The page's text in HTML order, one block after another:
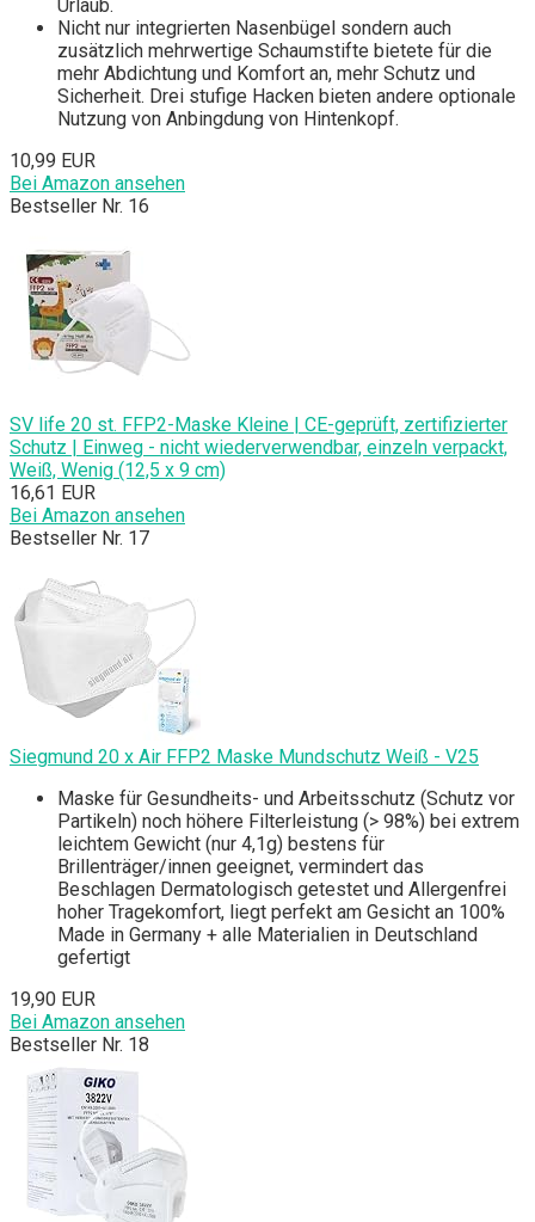
Urlaub.
Nicht nur integrierten Nasenbügel sondern auch
zusätzlich mehrwertige Schaumstifte bietete für die
mehr Abdichtung und Komfort an, mehr Schutz und
Sicherheit. Drei stufige Hacken bieten andere optionale
Nutzung von Anbingdung von Hintenkopf.
10,99 EUR
Bei Amazon ansehen
Bestseller Nr. 16
SV life 20 st. FFP2-Maske Kleine | CE-geprüft, zertifizierter
Schutz | Einweg - nicht wiederverwendbar, einzeln verpackt,
Weiß, Wenig (12,5 x 9 cm)
16,61 EUR
Bei Amazon ansehen
Bestseller Nr. 17
Siegmund 20 x Air FFP2 Maske Mundschutz Weiß - V25
Maske für Gesundheits- und Arbeitsschutz (Schutz vor
Partikeln) noch höhere Filterleistung (> 98%) bei extrem
leichtem Gewicht (nur 4,1g) bestens für
Brillenträger/innen geeignet, vermindert das
Beschlagen Dermatologisch getestet und Allergenfrei
hoher Tragekomfort, liegt perfekt am Gesicht an 100%
Made in Germany + alle Materialien in Deutschland
gefertigt
19,90 EUR
Bei Amazon ansehen
Bestseller Nr. 18